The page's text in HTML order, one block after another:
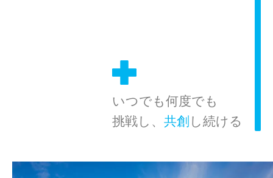
いつでも何度でも
挑戦し、 共創 し続ける